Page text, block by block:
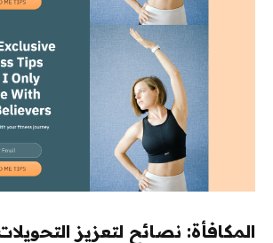
المكافأة: نصائح لتعزيز